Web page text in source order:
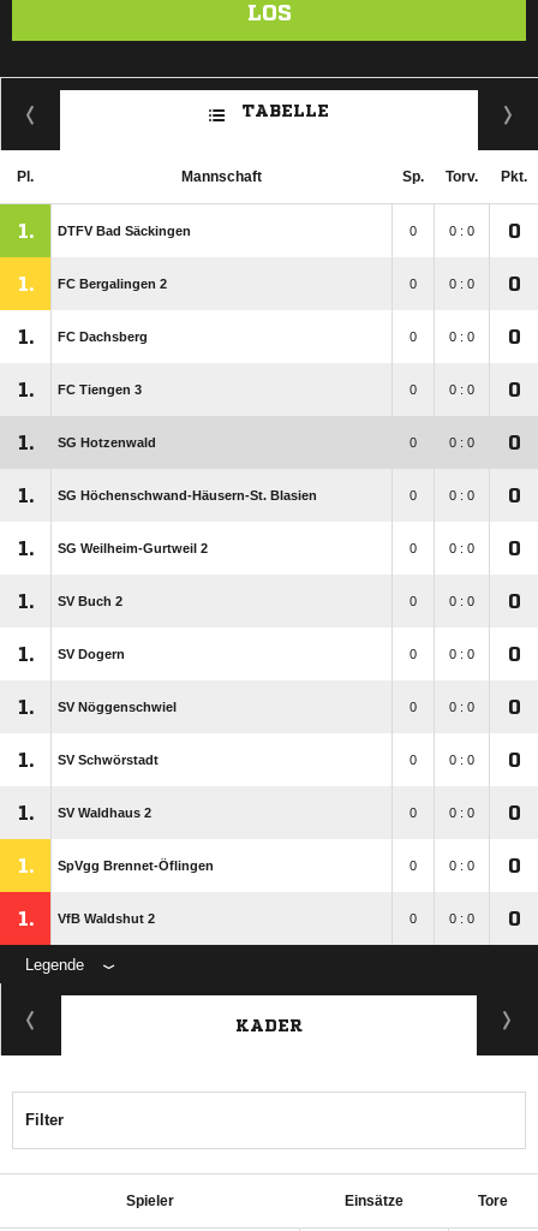
LOS
TABELLE
Pl. Mannschaft Sp. Torv. Pkt.
1. DTFV Bad Säckingen 0 0 : 0 0
1. FC Bergalingen 2 0 0 : 0 0
1. FC Dachsberg 0 0 : 0 0
1. FC Tiengen 3 0 0 : 0 0
1. SG Hotzenwald 0 0 : 0 0
1. SG Höchenschwand-Häusern-St. Blasien 0 0 : 0 0
1. SG Weilheim-Gurtweil 2 0 0 : 0 0
1. SV Buch 2 0 0 : 0 0
1. SV Dogern 0 0 : 0 0
1. SV Nöggenschwiel 0 0 : 0 0
1. SV Schwörstadt 0 0 : 0 0
1. SV Waldhaus 2 0 0 : 0 0
1. SpVgg Brennet-Öflingen 0 0 : 0 0
1. VfB Waldshut 2 0 0 : 0 0
Legende
KADER
Filter
Spieler Einsätze Tore